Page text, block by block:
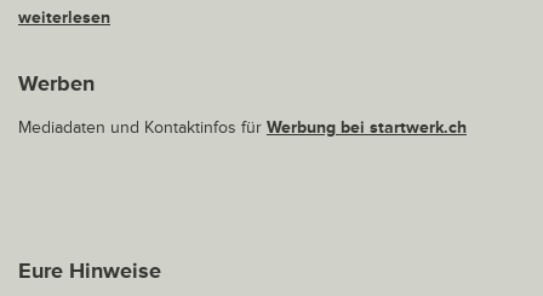
weiterlesen
Werben
Mediadaten und Kontaktinfos für Werbung bei startwerk.ch
Eure Hinweise